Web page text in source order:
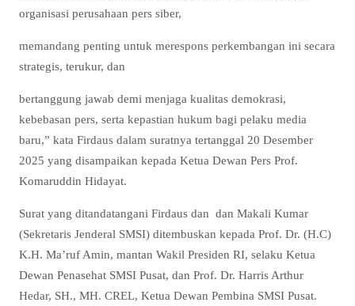
organisasi perusahaan pers siber,
memandang penting untuk merespons perkembangan ini secara
strategis, terukur, dan
bertanggung jawab demi menjaga kualitas demokrasi,
kebebasan pers, serta kepastian hukum bagi pelaku media
baru,” kata Firdaus dalam suratnya tertanggal 20 Desember
2025 yang disampaikan kepada Ketua Dewan Pers Prof.
Komaruddin Hidayat.
Surat yang ditandatangani Firdaus dan dan Makali Kumar
(Sekretaris Jenderal SMSI) ditembuskan kepada Prof. Dr. (H.C)
K.H. Ma’ruf Amin, mantan Wakil Presiden RI, selaku Ketua
Dewan Penasehat SMSI Pusat, dan Prof. Dr. Harris Arthur
Hedar, SH., MH. CREL, Ketua Dewan Pembina SMSI Pusat.